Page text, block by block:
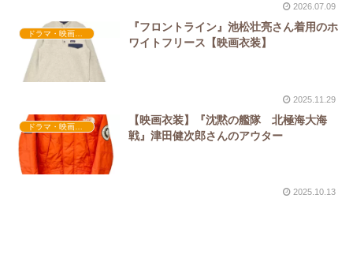
2026.07.09
『フロントライン』池松壮亮さん着用のホ
ワイトフリース【映画衣装】
2025.11.29
【映画衣装】『沈黙の艦隊 北極海大海
戦』津田健次郎さんのアウター
2025.10.13